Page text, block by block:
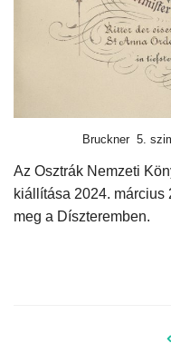
Bruckner 5.
Az Osztrák Nemzeti
kiállítása 2024. március
meg a Díszteremben.